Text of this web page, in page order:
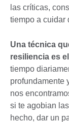
las críticas,
tiempo a cuidar
Una técnica
resiliencia es
tiempo
profundamente
nos
si te agobian
hecho, dar un